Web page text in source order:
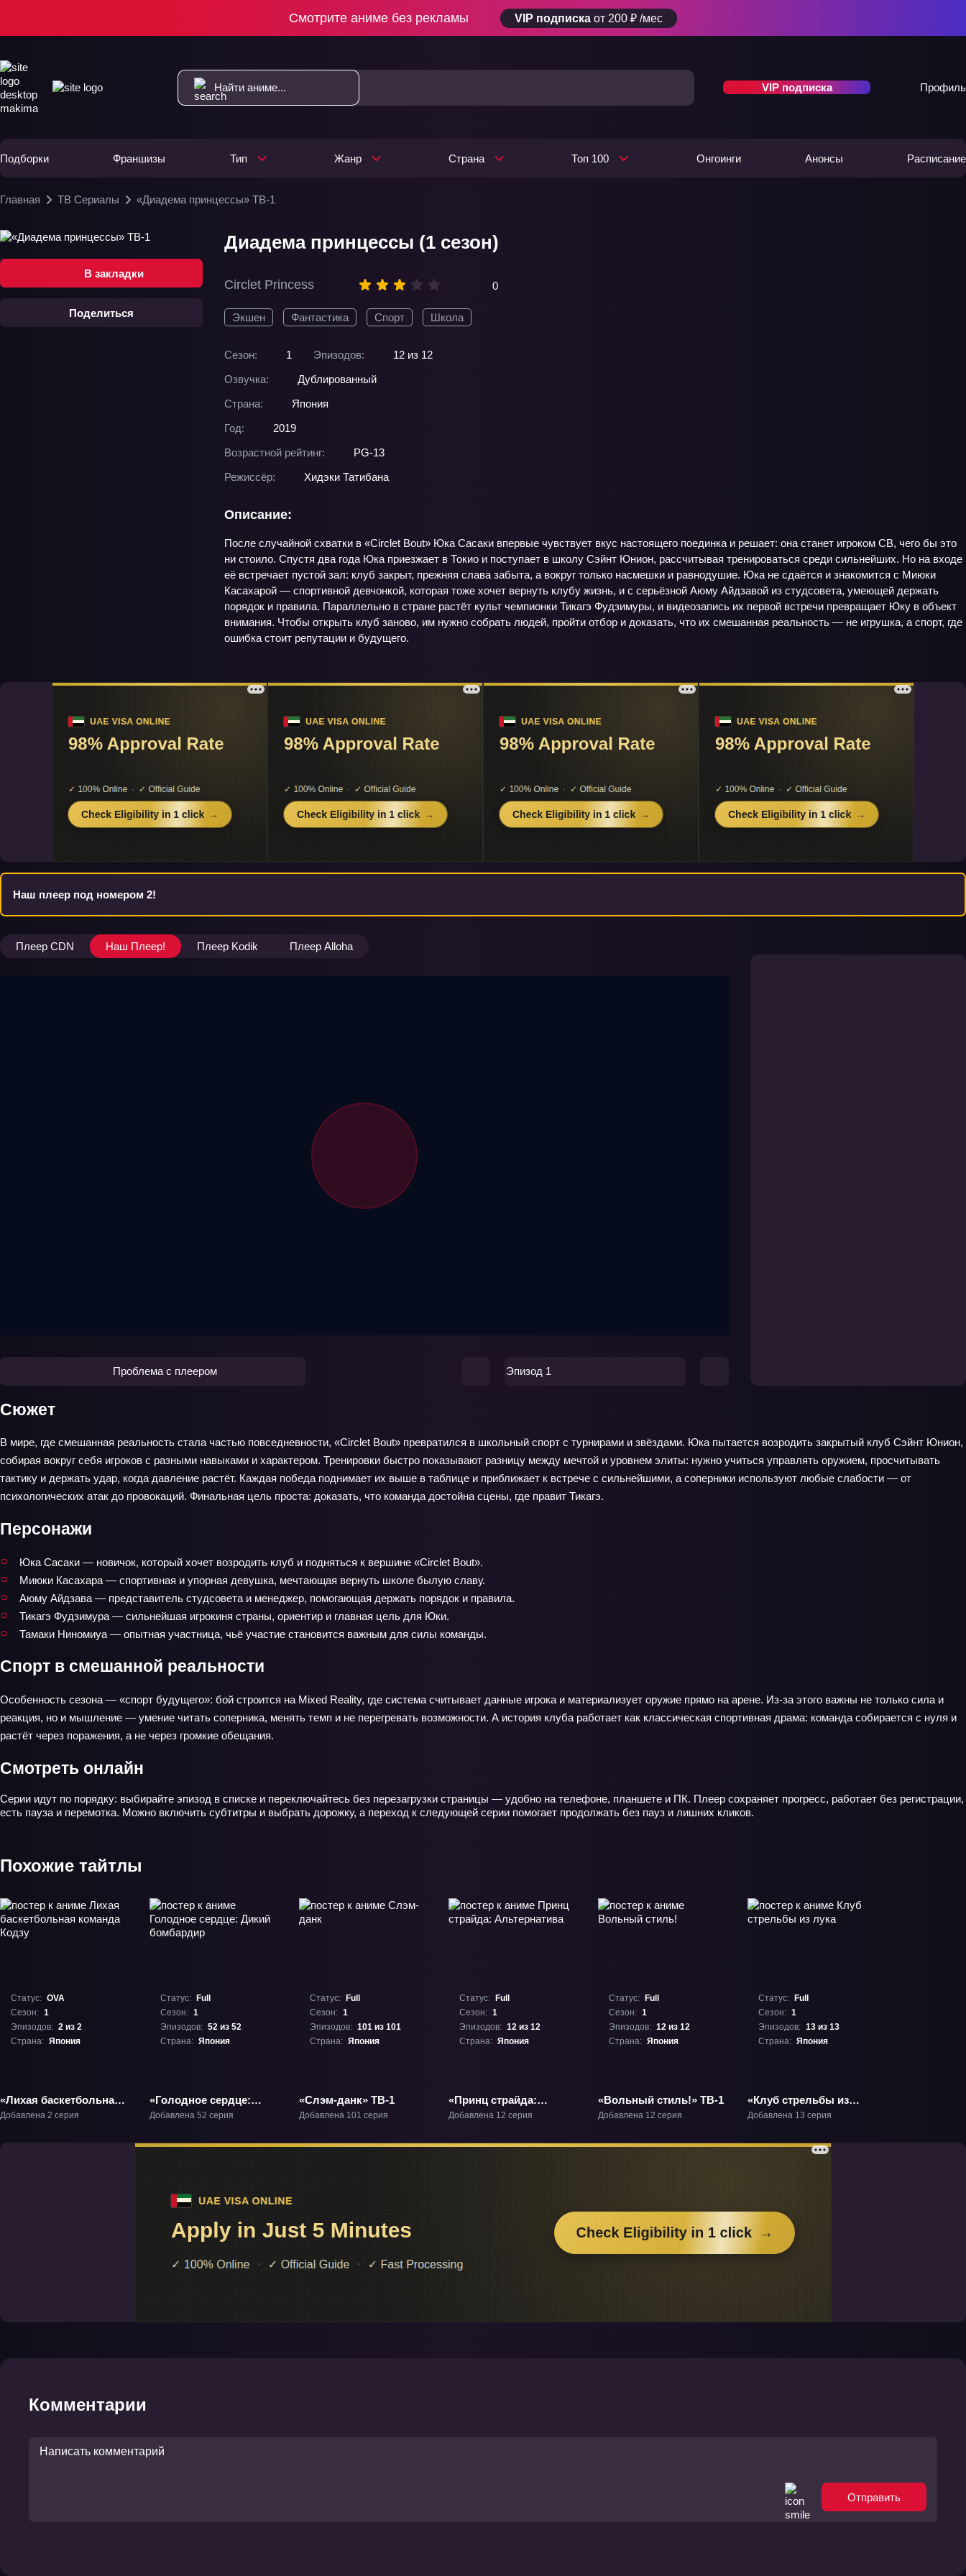
Смотрите аниме без рекламы VIP подписка от 200 ₽ /мес
VIP подписка Профиль
Подборки Франшизы Тип Жанр Страна Топ 100 Онгоинги Анонсы Расписание
Главная ТВ Сериалы «Диадема принцессы» ТВ-1
В закладки
Поделиться
Диадема принцессы (1 сезон)
Circlet Princess 0
Экшен Фантастика Спорт Школа
Сезон: 1 Эпизодов:
12 из 12
Озвучка:
Дублированный
Страна:
Япония
Год:
2019
Возрастной рейтинг:
PG-13
Режиссёр:
Хидэки Татибана
Описание:
После случайной схватки в «Circlet Bout» Юка Сасаки впервые чувствует вкус настоящего поединка и решает: она станет игроком CB, чего бы это
ни стоило. Спустя два года Юка приезжает в Токио и поступает в школу Сэйнт Юнион, рассчитывая тренироваться среди сильнейших. Но на входе
её встречает пустой зал: клуб закрыт, прежняя слава забыта, а вокруг только насмешки и равнодушие. Юка не сдаётся и знакомится с Миюки
Касахарой — спортивной девчонкой, которая тоже хочет вернуть клубу жизнь, и с серьёзной Аюму Айдзавой из студсовета, умеющей держать
порядок и правила. Параллельно в стране растёт культ чемпионки Тикагэ Фудзимуры, и видеозапись их первой встречи превращает Юку в объект
внимания. Чтобы открыть клуб заново, им нужно собрать людей, пройти отбор и доказать, что их смешанная реальность — не игрушка, а спорт, где
ошибка стоит репутации и будущего.
Наш плеер под номером 2!
Плеер CDN Наш Плеер! Плеер Kodik Плеер Alloha
Проблема с плеером Эпизод 1
Сюжет
В мире, где смешанная реальность стала частью повседневности, «Circlet Bout» превратился в школьный спорт с турнирами и звёздами. Юка пытается возродить закрытый клуб Сэйнт Юнион,
собирая вокруг себя игроков с разными навыками и характером. Тренировки быстро показывают разницу между мечтой и уровнем элиты: нужно учиться управлять оружием, просчитывать
тактику и держать удар, когда давление растёт. Каждая победа поднимает их выше в таблице и приближает к встрече с сильнейшими, а соперники используют любые слабости — от
психологических атак до провокаций. Финальная цель проста: доказать, что команда достойна сцены, где правит Тикагэ.
Персонажи
Юка Сасаки — новичок, который хочет возродить клуб и подняться к вершине «Circlet Bout».
Миюки Касахара — спортивная и упорная девушка, мечтающая вернуть школе былую славу.
Аюму Айдзавa — представитель студсовета и менеджер, помогающая держать порядок и правила.
Тикагэ Фудзимура — сильнейшая игрокиня страны, ориентир и главная цель для Юки.
Тамaки Ниномиya — опытная участница, чьё участие становится важным для силы команды.
Спорт в смешанной реальности
Особенность сезона — «спорт будущего»: бой строится на Mixed Reality, где система считывает данные игрока и материализует оружие прямо на арене. Из‑за этого важны не только сила и
реакция, но и мышление — умение читать соперника, менять темп и не перегревать возможности. А история клуба работает как классическая спортивная драма: команда собирается с нуля и
растёт через поражения, а не через громкие обещания.
Смотреть онлайн
Серии идут по порядку: выбирайте эпизод в списке и переключайтесь без перезагрузки страницы — удобно на телефоне, планшете и ПК. Плеер сохраняет прогресс, работает без регистрации,
есть пауза и перемотка. Можно включить субтитры и выбрать дорожку, а переход к следующей серии помогает продолжать без пауз и лишних кликов.
Похожие тайтлы
Статус: OVA
Сезон: 1
Эпизодов: 2 из 2
Страна: Япония
«Лихая баскетбольная
команда Кодзу» ОВА-1
Добавлена 2 серия
Статус:
Full
Сезон: 1
Эпизодов: 52 из 52
Страна: Япония
«Голодное сердце:
Дикий бомбардир» ТВ-1
Добавлена 52 серия
Статус:
Full
Сезон: 1
Эпизодов: 101 из 101
Страна: Япония
«Слэм-данк» ТВ-1
Добавлена 101 серия
Статус:
Full
Сезон: 1
Эпизодов: 12 из 12
Страна: Япония
«Принц страйда:
Альтернатива» ТВ-1
Добавлена 12 серия
Статус:
Full
Сезон: 1
Эпизодов: 12 из 12
Страна: Япония
«Вольный стиль!» ТВ-1
Добавлена 12 серия
Статус:
Full
Сезон: 1
Эпизодов: 13 из 13
Страна: Япония
«Клуб стрельбы из
лука» ТВ-1
Добавлена 13 серия
Комментарии
Отправить